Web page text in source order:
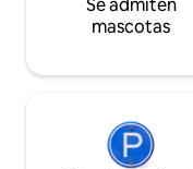
Se admiten
mascotas